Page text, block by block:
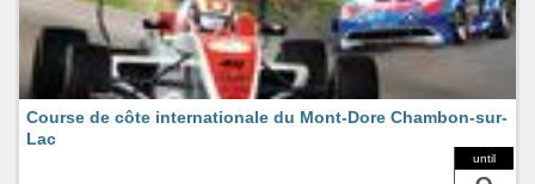
until
Course de côte internationale du Mont-Dore Chambon-sur-
Lac